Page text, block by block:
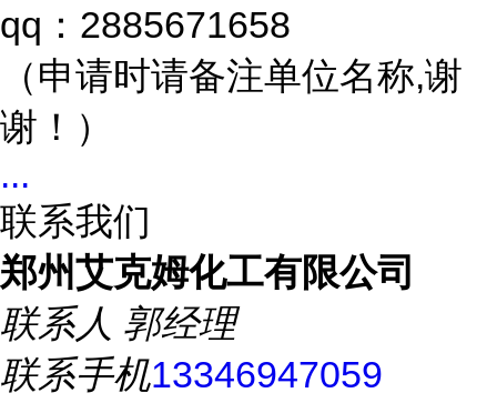
qq：2885671658
（申请时请备注单位名称,谢
谢！）
...
联系我们
郑州艾克姆化工有限公司
联系人 郭经理
联系手机13346947059